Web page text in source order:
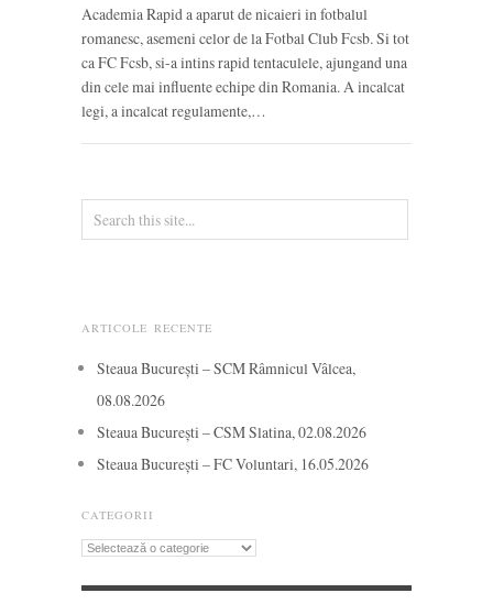
Academia Rapid a aparut de nicaieri in fotbalul
romanesc, asemeni celor de la Fotbal Club Fcsb. Si tot
ca FC Fcsb, si-a intins rapid tentaculele, ajungand una
din cele mai influente echipe din Romania. A incalcat
legi, a incalcat regulamente,…
ARTICOLE RECENTE
Steaua București – SCM Râmnicul Vâlcea,
08.08.2026
Steaua București – CSM Slatina, 02.08.2026
Steaua București – FC Voluntari, 16.05.2026
CATEGORII
Categorii